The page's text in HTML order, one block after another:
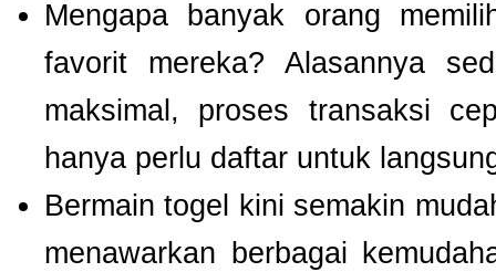
Mengapa banyak orang
favorit mereka? Alasannya
maksimal, proses transaksi
hanya perlu daftar untuk
Bermain togel kini semakin
menawarkan berbagai